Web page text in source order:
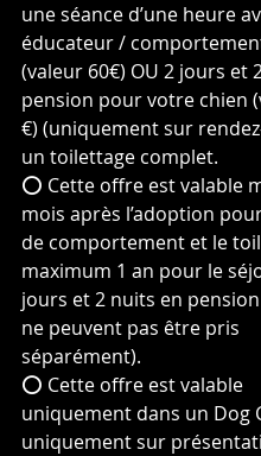
une séance d’une heure
éducateur /
(valeur 60€) OU 2 jours et
pension pour votre chien
€) (uniquement sur
un toilettage complet.
⭕️ Cette offre est valable
mois après l’adoption
de comportement et le
maximum 1 an pour le
jours et 2 nuits en
ne peuvent pas être pris
séparément).
⭕️ Cette offre est valable
uniquement dans un Dog
uniquement sur